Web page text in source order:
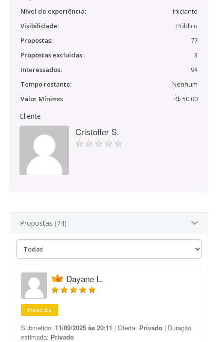
Nível de experiência:
Iniciante
Visibilidade:
Público
Propostas:
77
Propostas excluídas:
3
Interessados:
94
Tempo restante:
Nenhum
Valor Mínimo:
R$ 50,00
Cliente
Cristoffer S.
Propostas (74)
Dayane L.
Promovida
Submetido: 11/09/2025 às 20:11 | Oferta: Privado | Duração
estimada: Privado